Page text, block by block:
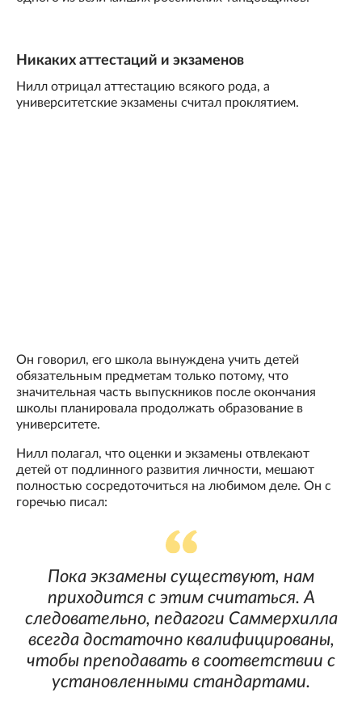
Никаких аттестаций и экзаменов
Нилл отрицал аттестацию всякого рода, а
университетские экзамены считал проклятием.
Он говорил, его школа вынуждена учить детей
обязательным предметам только потому, что
значительная часть выпускников после окончания
школы планировала продолжать образование в
университете.
Нилл полагал, что оценки и экзамены отвлекают
детей от подлинного развития личности, мешают
полностью сосредоточиться на любимом деле. Он с
горечью писал:
Пока экзамены существуют, нам
приходится с этим считаться. А
следовательно, педагоги Саммерхилла
всегда достаточно квалифицированы,
чтобы преподавать в соответствии с
установленными стандартами.